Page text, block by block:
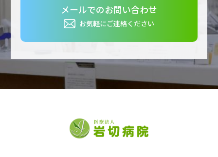
メールでのお問い合わせ
お気軽にご連絡ください